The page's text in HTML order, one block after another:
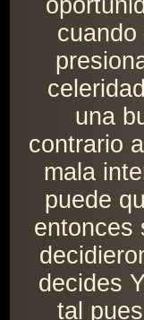
una
contrario
mala
puede
entonces
decides
tal